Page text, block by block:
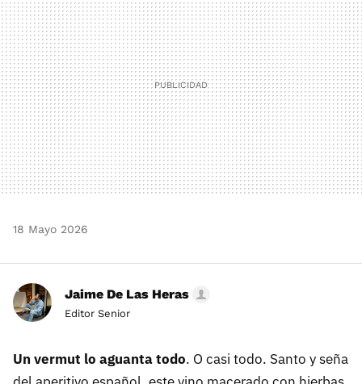
18 Mayo 2026
Jaime De Las Heras
Editor Senior
Un vermut lo aguanta todo. O casi todo. Santo y seña